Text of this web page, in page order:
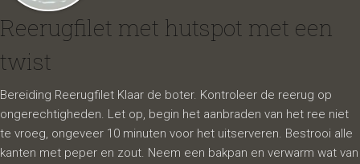
Reerugfilet met hutspot met een
twist
Bereiding Reerugfilet Klaar de boter. Kontroleer de reerug op
ongerechtigheden. Let op, begin het aanbraden van het ree niet
te vroeg, ongeveer 10 minuten voor het uitserveren. Bestrooi alle
kanten met peper en zout. Neem een bakpan en verwarm wat van